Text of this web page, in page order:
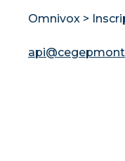
Omnivox >